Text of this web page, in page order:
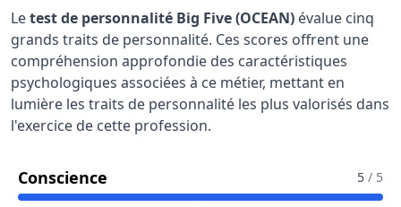
Letest de personnalité Big Five (OCEAN) évalue cinq
grands traits de personnalité. Ces scores offrent une
compréhension approfondie des caractéristiques
psychologiques associées à ce métier, mettant en
lumière les traits de personnalité les plus valorisés dans
l'exercice de cette profession.
Conscience Pour Le Métier De Chef / Cheffe De
5 / 5